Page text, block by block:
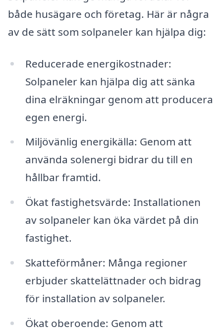
både husägare och företag. Här är några
av de sätt som solpaneler kan hjälpa dig:
Reducerade energikostnader:
Solpaneler kan hjälpa dig att sänka
dina elräkningar genom att producera
egen energi.
Miljövänlig energikälla: Genom att
använda solenergi bidrar du till en
hållbar framtid.
Ökat fastighetsvärde: Installationen
av solpaneler kan öka värdet på din
fastighet.
Skatteförmåner: Många regioner
erbjuder skattelättnader och bidrag
för installation av solpaneler.
Ökat oberoende: Genom att